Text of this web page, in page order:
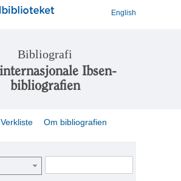
English
Bibliografi
Ibsen-
bibliografien
Verkliste Om bibliografien